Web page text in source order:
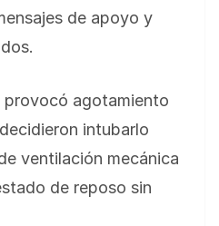
de apoyo y
provocó agotamiento
intubarlo
ventilación mecánica
de reposo sin